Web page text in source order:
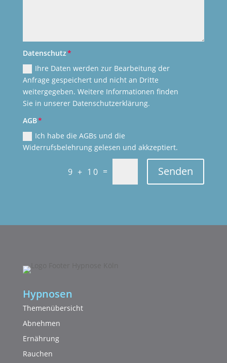
Datenschutz
Ihre Daten werden zur Bearbeitung der
Anfrage gespeichert und nicht an Dritte
weitergegeben. Weitere Informationen finden
Sie in unserer Datenschutzerklärung.
AGB
Ich habe die AGBs und die
Widerrufsbelehrung gelesen und akkzeptiert.
9 + 10 = Senden
Hypnosen
Themenübersicht
Abnehmen
Ernährung
Rauchen